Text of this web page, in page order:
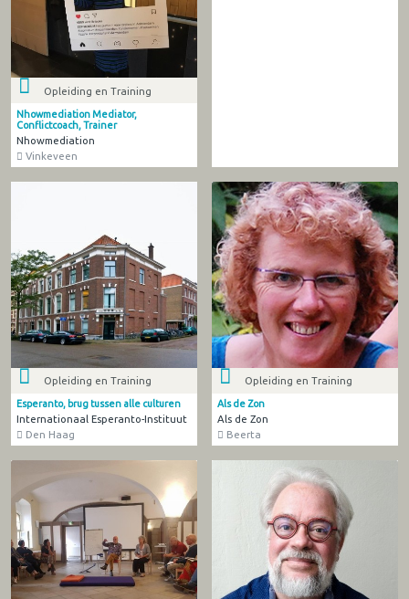
Opleiding en Training
Nhowmediation Mediator,
Conflictcoach, Trainer
Nhowmediation
Vinkeveen
Opleiding en Training
Esperanto, brug tussen alle culturen
Internationaal Esperanto-Instituut
Den Haag
Opleiding en Training
Als de Zon
Als de Zon
Beerta